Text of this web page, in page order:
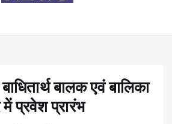
बालक एवं बालिका
में प्रवेश प्रारंभ